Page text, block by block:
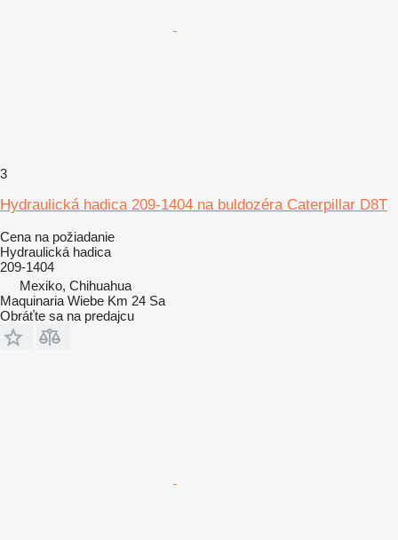
3
Hydraulická hadica 209-1404 na buldozéra Caterpillar D8T
Cena na požiadanie
Hydraulická hadica
209-1404
Mexiko, Chihuahua
Maquinaria Wiebe Km 24 Sa
Obráťte sa na predajcu